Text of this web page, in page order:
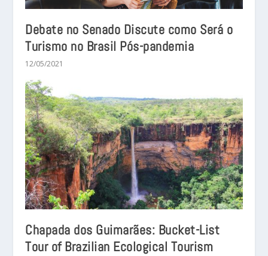
Debate no Senado Discute como Será o
Turismo no Brasil Pós-pandemia
12/05/2021
Chapada dos Guimarães: Bucket-List
Tour of Brazilian Ecological Tourism